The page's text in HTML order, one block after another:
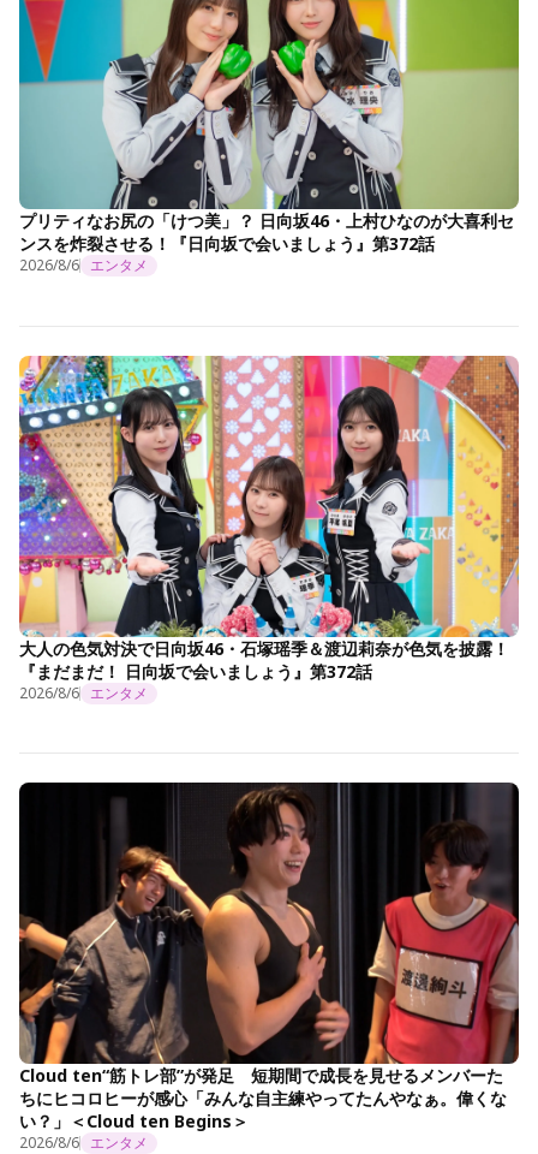
プリティなお尻の「けつ美」？ 日向坂46・上村ひなのが大喜利セ
ンスを炸裂させる！『日向坂で会いましょう』第372話
2026/8/6 エンタメ
大人の色気対決で日向坂46・石塚瑶季＆渡辺莉奈が色気を披露！
『まだまだ！ 日向坂で会いましょう』第372話
2026/8/6 エンタメ
Cloud ten“筋トレ部”が発足 短期間で成長を見せるメンバーた
ちにヒコロヒーが感心「みんな自主練やってたんやなぁ。偉くな
い？」＜Cloud ten Begins＞
2026/8/6 エンタメ